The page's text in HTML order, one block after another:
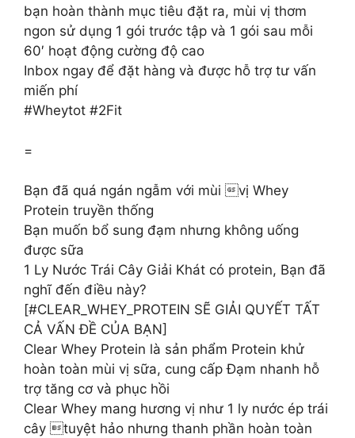
bạn hoàn thành mục tiêu đặt ra, mùi vị thơm
ngon sử dụng 1 gói trước tập và 1 gói sau mỗi
60′ hoạt động cường độ cao
Inbox ngay để đặt hàng và được hỗ trợ tư vấn
miến phí
#Wheytot #2Fit
=
Bạn đã quá ngán ngẫm với mùi vị Whey
Protein truyền thống
Bạn muốn bổ sung đạm nhưng không uống
được sữa
1 Ly Nước Trái Cây Giải Khát có protein, Bạn đã
nghĩ đến điều này?
[#CLEAR_WHEY_PROTEIN SẼ GIẢI QUYẾT TẤT
CẢ VẤN ĐỀ CỦA BẠN]
Clear Whey Protein là sản phẩm Protein khử
hoàn toàn mùi vị sữa, cung cấp Đạm nhanh hỗ
trợ tăng cơ và phục hồi
Clear Whey mang hương vị như 1 ly nước ép trái
cây tuyệt hảo nhưng thanh phần hoàn toàn